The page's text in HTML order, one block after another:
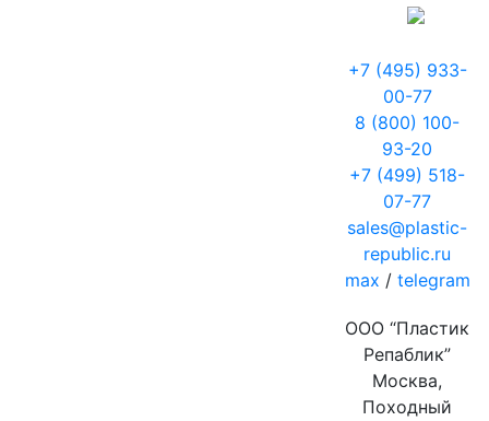
+7 (495) 933-
00-77
8 (800) 100-
93-20
+7 (499) 518-
07-77
sales@plastic-
republic.ru
max / telegram
ООО “Пластик
Репаблик”
Москва,
Походный